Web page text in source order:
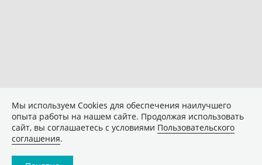
Мы используем Сookies для обеспечения наилучшего
опыта работы на нашем сайте. Продолжая использовать
сайт, вы соглашаетесь с условиями Пользовательского
соглашения.